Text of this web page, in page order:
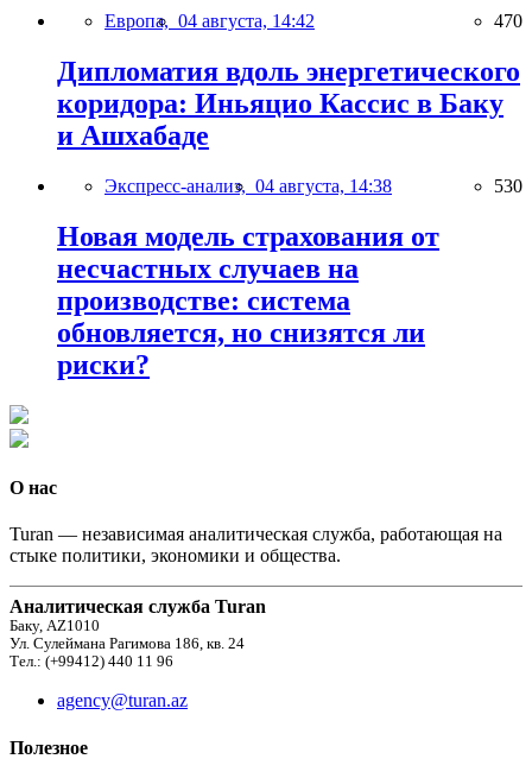
Европа, 04 августа, 14:42 470
Дипломатия вдоль энергетического
коридора: Иньяцио Кассис в Баку
и Ашхабаде
Экспресс-анализ, 04 августа, 14:38 530
Новая модель страхования от
несчастных случаев на
производстве: система
обновляется, но снизятся ли
риски?
О нас
Turan — независимая аналитическая служба, работающая на
стыке политики, экономики и общества.
Аналитическая служба Turan
Баку, AZ1010
Ул. Сулеймана Рагимова 186, кв. 24
Тел.: (+99412) 440 11 96
agency@turan.az
Полезное